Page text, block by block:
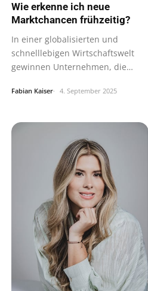
Wie erkenne ich neue
Marktchancen frühzeitig?
In einer globalisierten und
schnelllebigen Wirtschaftswelt
gewinnen Unternehmen, die
Fabian Kaiser 4. September 2025